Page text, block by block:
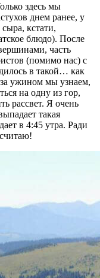
здесь мы
днем ранее, у
кстати,
блюдо). После
часть
(помимо нас) с
в такой… как
ужином мы узнаем,
на одну из гор,
рассвет. Я очень
такая
в 4:45 утра. Ради